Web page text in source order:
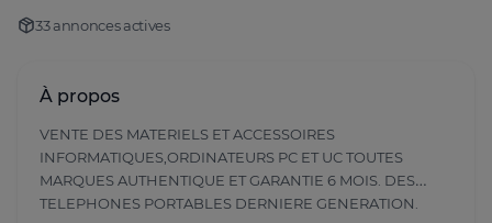
33 annonces actives
À propos
VENTE DES MATERIELS ET ACCESSOIRES
INFORMATIQUES,ORDINATEURS PC ET UC TOUTES
MARQUES AUTHENTIQUE ET GARANTIE 6 MOIS. DES
TELEPHONES PORTABLES DERNIERE GENERATION.